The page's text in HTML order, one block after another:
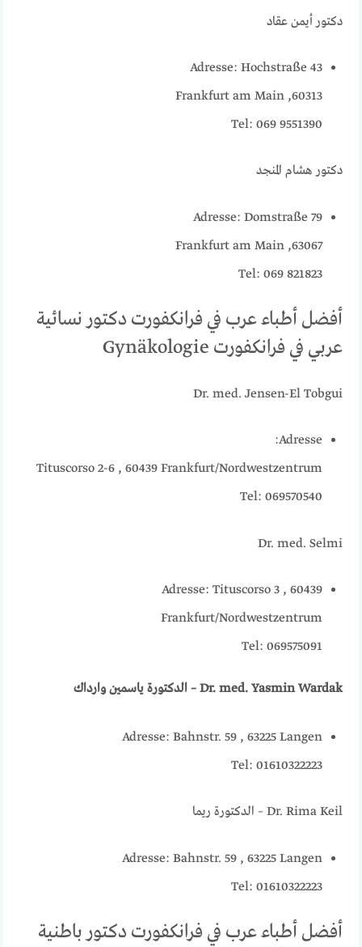
دكتور أيمن عقاد
Adresse: Hochstraße 43
60313, Frankfurt am Main
Tel: 069 9551390
دكتور هشام المنجد
Adresse: Domstraße 79
63067, Frankfurt am Main
Tel: 069 821823
أفضل أطباء عرب في فرانكفورت دكتور نسائية
عربي في فرانكفورت Gynäkologie
Dr. med. Jensen-El Tobgui
Adresse:
Tituscorso 2-6 , 60439 Frankfurt/Nordwestzentrum
Tel: 069570540
Dr. med. Selmi
Adresse: Tituscorso 3 , 60439
Frankfurt/Nordwestzentrum
Tel: 069575091
Dr. med. Yasmin Wardak – الدكتورة ياسمين وارداك
Adresse: Bahnstr. 59 , 63225 Langen
Tel: 01610322223
Dr. Rima Keil – الدكتورة ريما
Adresse: Bahnstr. 59 , 63225 Langen
Tel: 01610322223
أفضل أطباء عرب في فرانكفورت دكتور باطنية